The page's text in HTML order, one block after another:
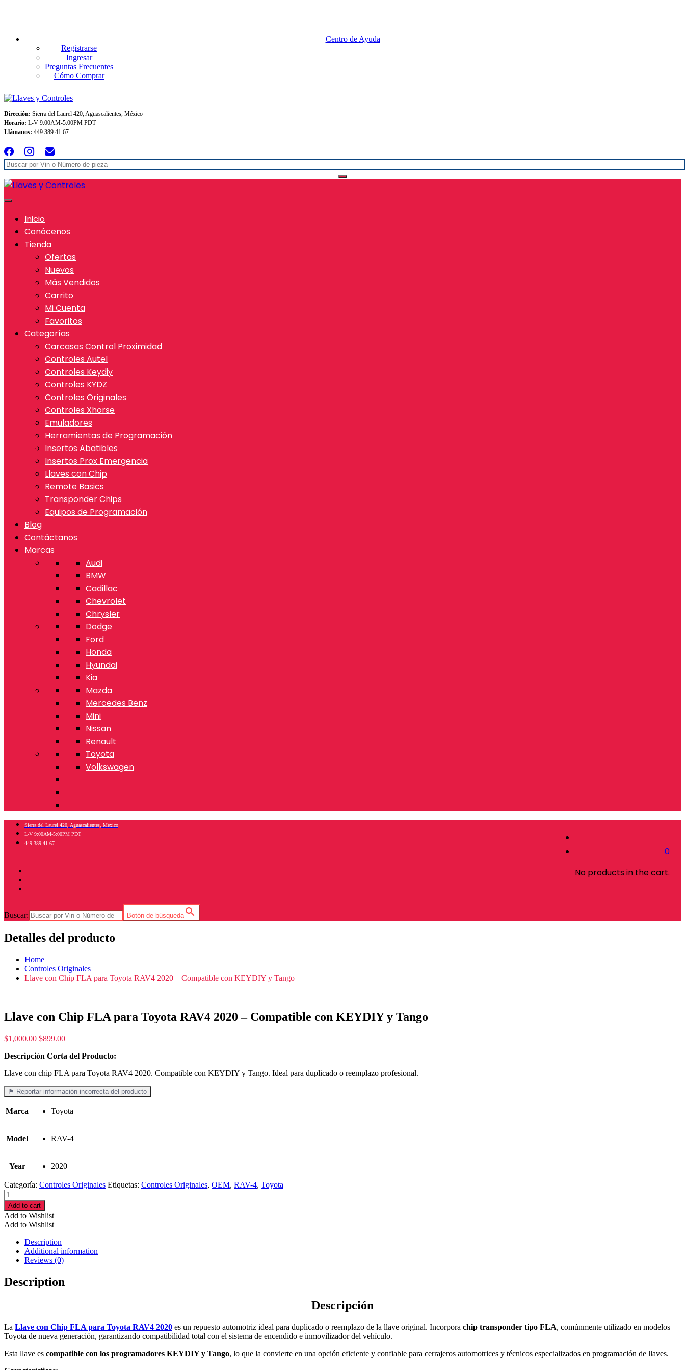
Centro de Ayuda
Registrarse
Ingresar
Preguntas Frecuentes
Cómo Comprar
Dirección: Sierra del Laurel 420, Aguascalientes, México
Horario: L-V 9:00AM-5:00PM PDT
Llámanos: 449 389 41 67
Inicio
Conócenos
Tienda
Ofertas
Nuevos
Más Vendidos
Carrito
Mi Cuenta
Favoritos
Categorías
Carcasas Control Proximidad
Controles Autel
Controles Keydiy
Controles KYDZ
Controles Originales
Controles Xhorse
Emuladores
Herramientas de Programación
Insertos Abatibles
Insertos Prox Emergencia
Llaves con Chip
Remote Basics
Transponder Chips
Equipos de Programación
Blog
Contáctanos
Marcas
Audi
BMW
Cadillac
Chevrolet
Chrysler
Dodge
Ford
Honda
Hyundai
Kia
Mazda
Mercedes Benz
Mini
Nissan
Renault
Toyota
Volkswagen
0
No products in the cart.
Sierra del Laurel 420, Aguascalientes, México
L-V 9:00AM-5:00PM PDT
449 389 41 67
Buscar: Botón de búsqueda
Detalles del producto
Home
Controles Originales
Llave con Chip FLA para Toyota RAV4 2020 – Compatible con KEYDIY y Tango
Llave con Chip FLA para Toyota RAV4 2020 – Compatible con KEYDIY y Tango
$1,000.00 $899.00
Descripción Corta del Producto:
Llave con chip FLA para Toyota RAV4 2020. Compatible con KEYDIY y Tango. Ideal para duplicado o reemplazo profesional.
⚑ Reportar información incorrecta del producto
Marca Toyota
Model RAV-4
Year 2020
Categoría: Controles Originales Etiquetas: Controles Originales, OEM, RAV-4, Toyota
Llave
con
Chip
FLA
para
Toyota
RAV4
2020
Compatible
con
Add to cart
Add to Wishlist
Add to Wishlist
Description
Additional information
Reviews (0)
Description
Descripción
La Llave con Chip FLA para Toyota RAV4 2020 es un repuesto automotriz ideal para duplicado o reemplazo de la llave original. Incorpora chip transponder tipo FLA, comúnmente utilizado en modelos
Toyota de nueva generación, garantizando compatibilidad total con el sistema de encendido e inmovilizador del vehículo.
Esta llave es compatible con los programadores KEYDIY y Tango, lo que la convierte en una opción eficiente y confiable para cerrajeros automotrices y técnicos especializados en programación de llaves.